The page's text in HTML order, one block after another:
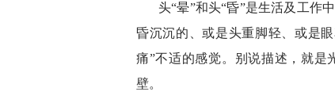
头“晕”和头“昏”是生活及工作
昏沉沉的、或是头重脚轻、或是
痛”不适的感觉。别说描述，就是
壁。